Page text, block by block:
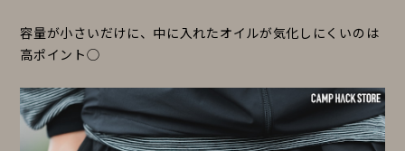
容量が小さいだけに、中に入れたオイルが気化しにくいのは
高ポイント◯